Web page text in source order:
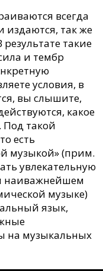
всегда
издаются, так же
такие
и тембр
условия, в
вы слышите,
какое
Под такой
есть
музыкой» (прим.
увлекательную
наиважнейшем
музыке)
язык,
на музыкальных